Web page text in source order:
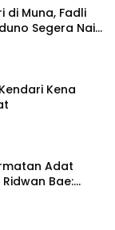
di Muna, Fadli
Segera Naik
Kena
Adat
Bae:
Pantas!